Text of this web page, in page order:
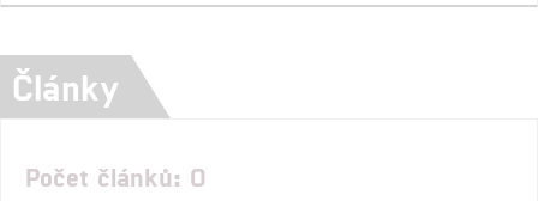
Články
Počet článků: 0